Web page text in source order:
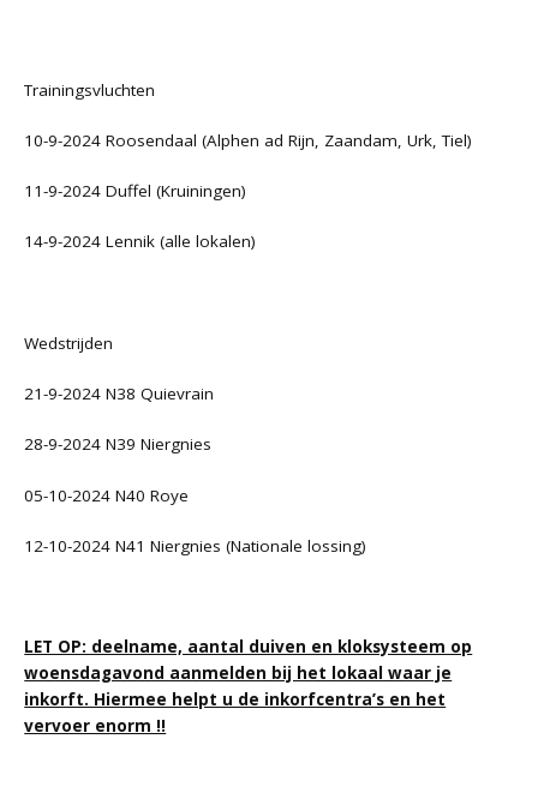
Trainingsvluchten
10-9-2024 Roosendaal (Alphen ad Rijn, Zaandam, Urk, Tiel)
11-9-2024 Duffel (Kruiningen)
14-9-2024 Lennik (alle lokalen)
Wedstrijden
21-9-2024 N38 Quievrain
28-9-2024 N39 Niergnies
05-10-2024 N40 Roye
12-10-2024 N41 Niergnies (Nationale lossing)
LET OP: deelname, aantal duiven en kloksysteem op
woensdagavond aanmelden bij het lokaal waar je
inkorft. Hiermee helpt u de inkorfcentra’s en het
vervoer enorm !!